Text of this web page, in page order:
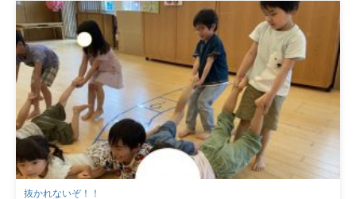
抜かれないぞ！！